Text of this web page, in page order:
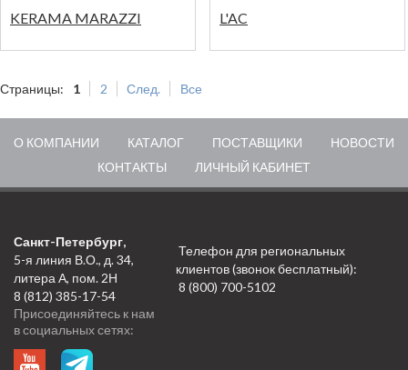
KERAMA MARAZZI L'AC
Страницы: 1 2 След. Все
О КОМПАНИИ КАТАЛОГ ПОСТАВЩИКИ
НОВОСТИ
КОНТАКТЫ
ЛИЧНЫЙ КАБИНЕТ
Санкт-Петербург,
5-я линия В.О., д. 34,
литера А, пом. 2Н
8 (812) 385-17-54
Телефон для региональных
клиентов (звонок бесплатный):
8 (800) 700-5102
Присоединяйтесь к нам
в социальных сетях: